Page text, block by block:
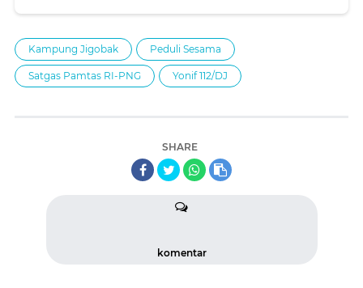
Kampung Jigobak Peduli Sesama
Satgas Pamtas RI-PNG Yonif 112/DJ
SHARE
komentar